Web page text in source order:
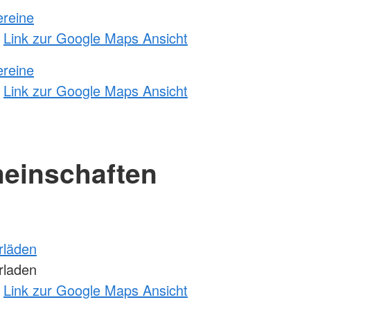
Link zur Google Maps Ansicht
Link zur Google Maps Ansicht
Link zur Google Maps Ansicht